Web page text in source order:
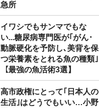
急所
イワシでもサンマでもな
い...糖尿病専門医が｢がん･
動脈硬化を予防し､美背を保
つ栄養素をとれる魚の種類｣
【最強の魚活術3選】
高市政権にとって｢日本人の
生活｣はどうでもいい…小野